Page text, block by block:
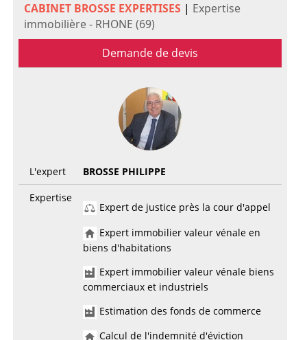
CABINET BROSSE EXPERTISES | Expertise
immobilière - RHONE (69)
Demande de devis
L'expert
BROSSE PHILIPPE
Expertise
Expert de justice près la cour d'appel
Expert immobilier valeur vénale en
biens d'habitations
Expert immobilier valeur vénale biens
commerciaux et industriels
Estimation des fonds de commerce
Calcul de l'indemnité d'éviction